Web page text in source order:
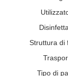
Struttura di
Tipo di